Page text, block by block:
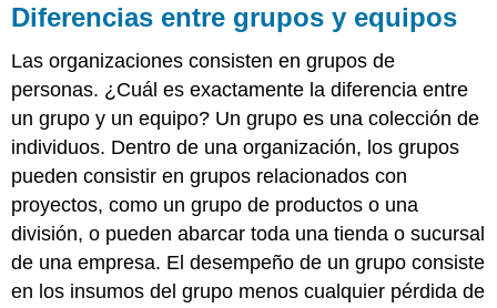
Diferencias entre grupos y equipos
Las organizaciones consisten en grupos de
personas. ¿Cuál es exactamente la diferencia entre
un grupo y un equipo? Un grupo es una colección de
individuos. Dentro de una organización, los grupos
pueden consistir en grupos relacionados con
proyectos, como un grupo de productos o una
división, o pueden abarcar toda una tienda o sucursal
de una empresa. El desempeño de un grupo consiste
en los insumos del grupo menos cualquier pérdida de